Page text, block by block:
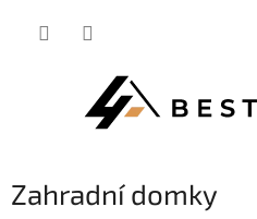
Zahradní domky